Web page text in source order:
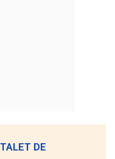
DE